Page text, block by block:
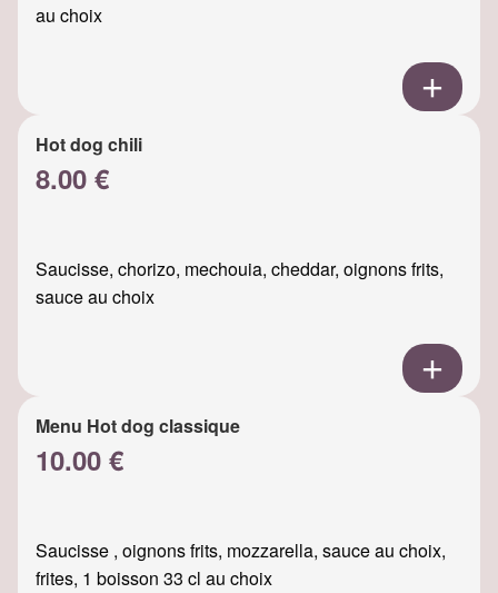
au choix
Hot dog chili
8.00 €
Saucisse, chorizo, mechouia, cheddar, oignons frits,
sauce au choix
Menu Hot dog classique
10.00 €
Saucisse , oignons frits, mozzarella, sauce au choix,
frites, 1 boisson 33 cl au choix